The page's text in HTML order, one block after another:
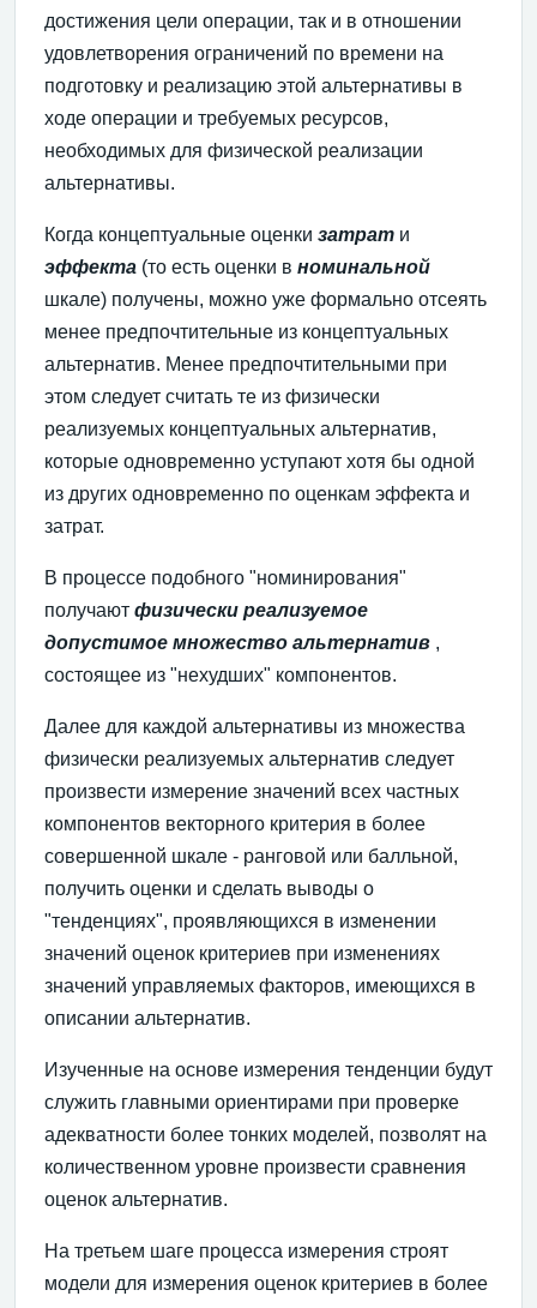
достижения цели операции, так и в отношении
удовлетворения ограничений по времени на
подготовку и реализацию этой альтернативы в
ходе операции и требуемых ресурсов,
необходимых для физической реализации
альтернативы.
Когда концептуальные оценки затрат и
эффекта (то есть оценки в номинальной
шкале) получены, можно уже формально отсеять
менее предпочтительные из концептуальных
альтернатив. Менее предпочтительными при
этом следует считать те из физически
реализуемых концептуальных альтернатив,
которые одновременно уступают хотя бы одной
из других одновременно по оценкам эффекта и
затрат.
В процессе подобного "номинирования"
получают физически реализуемое
допустимое множество альтернатив ,
состоящее из "нехудших" компонентов.
Далее для каждой альтернативы из множества
физически реализуемых альтернатив следует
произвести измерение значений всех частных
компонентов векторного критерия в более
совершенной шкале - ранговой или балльной,
получить оценки и сделать выводы о
"тенденциях", проявляющихся в изменении
значений оценок критериев при изменениях
значений управляемых факторов, имеющихся в
описании альтернатив.
Изученные на основе измерения тенденции будут
служить главными ориентирами при проверке
адекватности более тонких моделей, позволят на
количественном уровне произвести сравнения
оценок альтернатив.
На третьем шаге процесса измерения строят
модели для измерения оценок критериев в более